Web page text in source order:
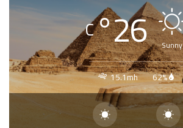
Sunny
26
°
C
62%
15.1mh